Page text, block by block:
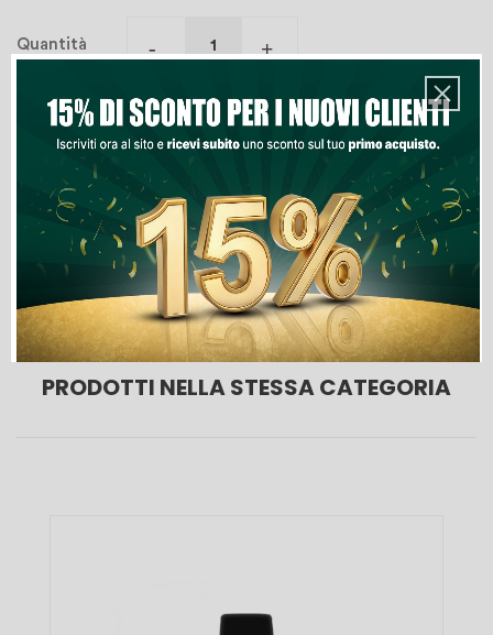
Quantità
Aggiungi Al Carrello
Lista Dei Desideri
Ultimi articoli in magazzino
PRODOTTI NELLA STESSA CATEGORIA